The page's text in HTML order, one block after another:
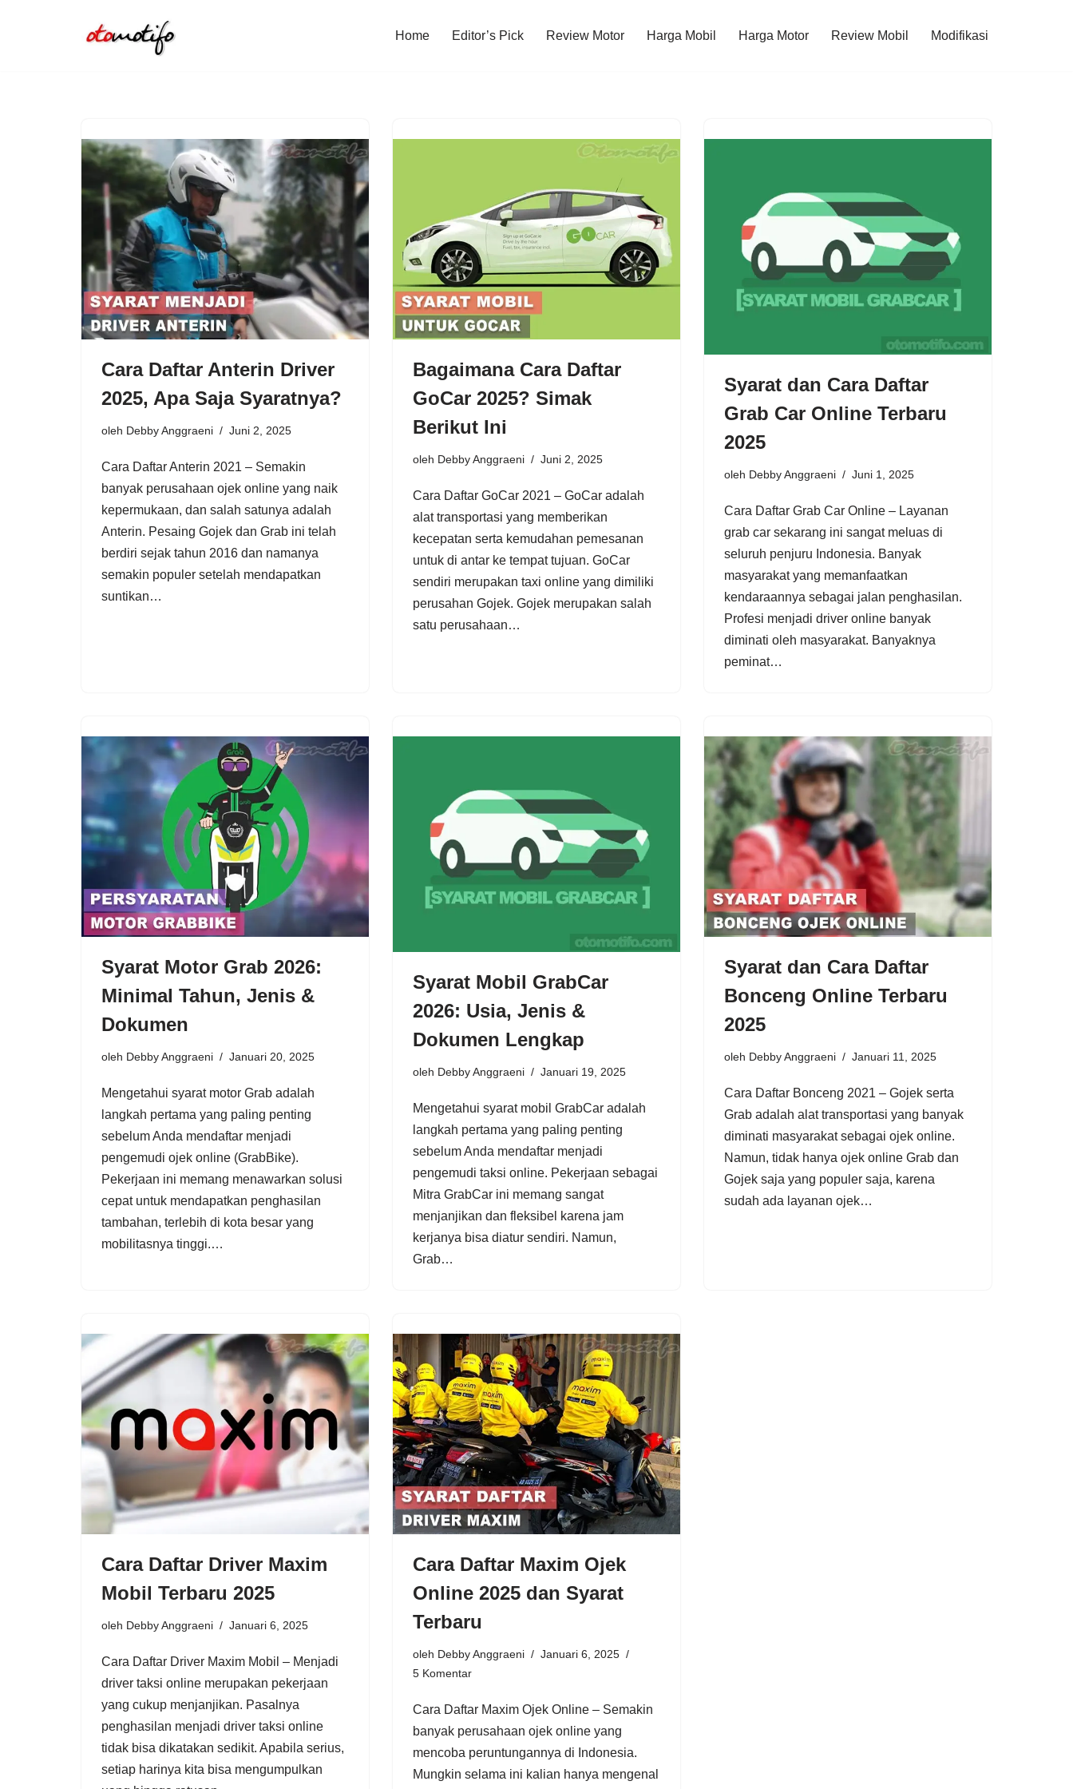
Home Editor’s Pick Review Motor Harga Mobil Harga Motor Review Mobil Modifikasi
Cara Daftar Anterin Driver
2025, Apa Saja Syaratnya?
oleh Debby Anggraeni Juni 2, 2025
Cara Daftar Anterin 2021 – Semakin
banyak perusahaan ojek online yang naik
kepermukaan, dan salah satunya adalah
Anterin. Pesaing Gojek dan Grab ini telah
berdiri sejak tahun 2016 dan namanya
semakin populer setelah mendapatkan
suntikan…
Bagaimana Cara Daftar
GoCar 2025? Simak
Berikut Ini
oleh Debby Anggraeni Juni 2, 2025
Cara Daftar GoCar 2021 – GoCar adalah
alat transportasi yang memberikan
kecepatan serta kemudahan pemesanan
untuk di antar ke tempat tujuan. GoCar
sendiri merupakan taxi online yang dimiliki
perusahan Gojek. Gojek merupakan salah
satu perusahaan…
Syarat dan Cara Daftar
Grab Car Online Terbaru
2025
oleh Debby Anggraeni Juni 1, 2025
Cara Daftar Grab Car Online – Layanan
grab car sekarang ini sangat meluas di
seluruh penjuru Indonesia. Banyak
masyarakat yang memanfaatkan
kendaraannya sebagai jalan penghasilan.
Profesi menjadi driver online banyak
diminati oleh masyarakat. Banyaknya
peminat…
Syarat Motor Grab 2026:
Minimal Tahun, Jenis &
Dokumen
oleh Debby Anggraeni Januari 20, 2025
Mengetahui syarat motor Grab adalah
langkah pertama yang paling penting
sebelum Anda mendaftar menjadi
pengemudi ojek online (GrabBike).
Pekerjaan ini memang menawarkan solusi
cepat untuk mendapatkan penghasilan
tambahan, terlebih di kota besar yang
mobilitasnya tinggi.…
Syarat Mobil GrabCar
2026: Usia, Jenis &
Dokumen Lengkap
oleh Debby Anggraeni Januari 19, 2025
Mengetahui syarat mobil GrabCar adalah
langkah pertama yang paling penting
sebelum Anda mendaftar menjadi
pengemudi taksi online. Pekerjaan sebagai
Mitra GrabCar ini memang sangat
menjanjikan dan fleksibel karena jam
kerjanya bisa diatur sendiri. Namun,
Grab…
Syarat dan Cara Daftar
Bonceng Online Terbaru
2025
oleh Debby Anggraeni Januari 11, 2025
Cara Daftar Bonceng 2021 – Gojek serta
Grab adalah alat transportasi yang banyak
diminati masyarakat sebagai ojek online.
Namun, tidak hanya ojek online Grab dan
Gojek saja yang populer saja, karena
sudah ada layanan ojek…
Cara Daftar Driver Maxim
Mobil Terbaru 2025
oleh Debby Anggraeni Januari 6, 2025
Cara Daftar Driver Maxim Mobil – Menjadi
driver taksi online merupakan pekerjaan
yang cukup menjanjikan. Pasalnya
penghasilan menjadi driver taksi online
tidak bisa dikatakan sedikit. Apabila serius,
setiap harinya kita bisa mengumpulkan
Cara Daftar Maxim Ojek
Online 2025 dan Syarat
Terbaru
oleh Debby Anggraeni
Januari 6, 2025
5 Komentar
Cara Daftar Maxim Ojek Online – Semakin
banyak perusahaan ojek online yang
mencoba peruntungannya di Indonesia.
Mungkin selama ini kalian hanya mengenal